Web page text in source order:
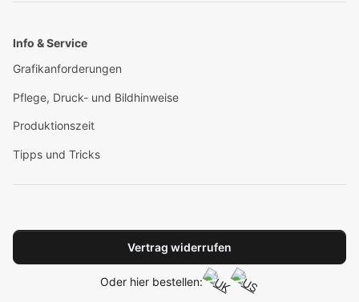
Info & Service
Grafikanforderungen
Pflege, Druck- und Bildhinweise
Produktionszeit
Tipps und Tricks
Vertrag widerrufen
Oder hier bestellen: